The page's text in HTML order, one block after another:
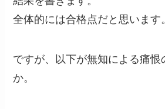
全体的には合格点だと思います
ですが、以下が無知による痛恨
か。